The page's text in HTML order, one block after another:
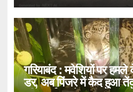
गरियाबंद : मवेशियों पर हमले
डर, अब पिंजरे में कैद हुआ